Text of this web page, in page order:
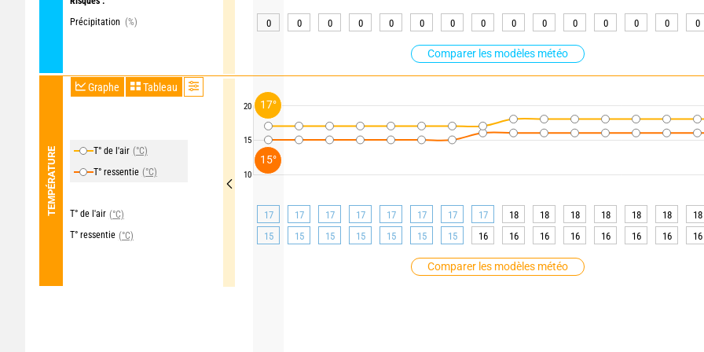
Précipitation (%)
Comparer les modèles météo
TEMPÉRATURE
Graphe Tableau
T° de l'air (°C)
T° ressentie (°C)
T° de l'air (°C)
T° ressentie (°C)
Comparer les modèles météo
20
15
10
0 0 0 0 0 0 0 0 0 0 0 0 0 0 0
17 17 17 17 17 17 17 17 18 18 18 18 18 18 18
15
15 15 15 15 15 15 16 16 16 16 16 16 16 16
17°
15°